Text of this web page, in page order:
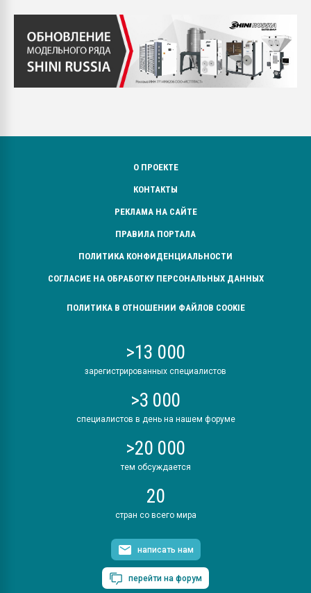
О ПРОЕКТЕ
КОНТАКТЫ
РЕКЛАМА НА САЙТЕ
ПРАВИЛА ПОРТАЛА
ПОЛИТИКА КОНФИДЕНЦИАЛЬНОСТИ
СОГЛАСИЕ НА ОБРАБОТКУ ПЕРСОНАЛЬНЫХ ДАННЫХ
ПОЛИТИКА В ОТНОШЕНИИ ФАЙЛОВ COOKIE
>13 000
зарегистрированных специалистов
>3 000
специалистов в день на нашем форуме
>20 000
тем обсуждается
20
стран со всего мира
написать нам
перейти на форум